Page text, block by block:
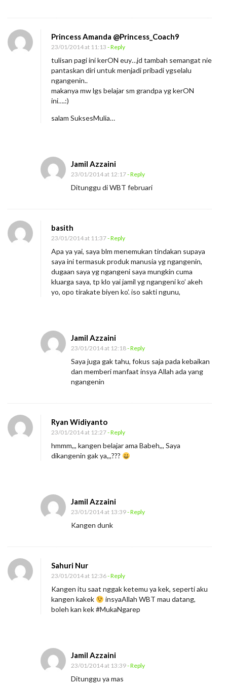
Princess Amanda @Princess_Coach9
23/01/2014 at 11:13 - Reply
tulisan pagi ini kerON euy…jd tambah semangat nie
pantaskan diri untuk menjadi pribadi ygselalu
ngangenin..
makanya mw lgs belajar sm grandpa yg kerON
ini….:)
salam SuksesMulia…
Jamil Azzaini
23/01/2014 at 12:17- Reply
Ditunggu di WBT februari
basith
23/01/2014 at 11:37- Reply
Apa ya yai, saya blm menemukan tindakan supaya
saya ini termasuk produk manusia yg ngangenin,
dugaan saya yg ngangeni saya mungkin cuma
kluarga saya, tp klo yai jamil yg ngangeni ko’ akeh
yo, opo tirakate biyen ko’. iso sakti ngunu,
Jamil Azzaini
23/01/2014 at 12:18- Reply
Saya juga gak tahu, fokus saja pada kebaikan
dan memberi manfaat insya Allah ada yang
ngangenin
Ryan Widiyanto
23/01/2014 at 12:27- Reply
hmmm,,, kangen belajar ama Babeh,,, Saya
dikangenin gak ya,,,???
Jamil Azzaini
23/01/2014 at 13:39- Reply
Kangen dunk
Sahuri Nur
23/01/2014 at 12:36- Reply
Kangen itu saat nggak ketemu ya kek, seperti aku
kangen kakek
insyaAllah WBT mau datang,
boleh kan kek #MukaNgarep
Jamil Azzaini
23/01/2014 at 13:39- Reply
Ditunggu ya mas